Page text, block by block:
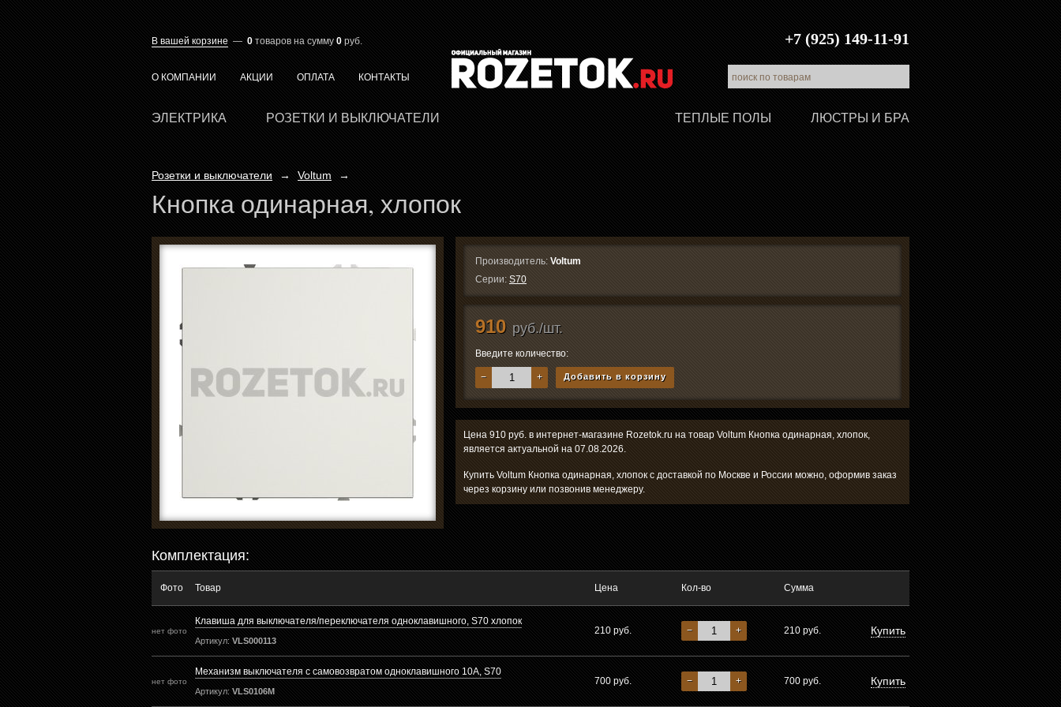
В вашей корзине — 0 товаров на сумму 0 руб. +7 (925) 149-11-91
О КОМПАНИИ АКЦИИ ОПЛАТА КОНТАКТЫ
ЭЛЕКТРИКА РОЗЕТКИ И ВЫКЛЮЧАТЕЛИ ЛЮСТРЫ И БРА
ТЕПЛЫЕ ПОЛЫ
Розетки и выключатели → Voltum →
Кнопка одинарная, хлопок
Производитель: Voltum
Серии: S70
910 руб./шт.
Введите количество:
− + Добавить в корзину
Цена 910 руб. в интернет-магазине Rozetok.ru на товар Voltum Кнопка одинарная, хлопок,
является актуальной на 07.08.2026.
Купить Voltum Кнопка одинарная, хлопок с доставкой по Москве и России можно, оформив заказ
через корзину или позвонив менеджеру.
Комплектация:
Фото Товар Цена Кол-во Сумма
нет фото
Клавиша для выключателя/переключателя одноклавишного, S70 хлопок
Артикул: VLS000113
210 руб. − + 210 руб. Купить
нет фото
Механизм выключателя с самовозвратом одноклавишного 10А, S70
Артикул: VLS0106M
700 руб. − + 700 руб. Купить